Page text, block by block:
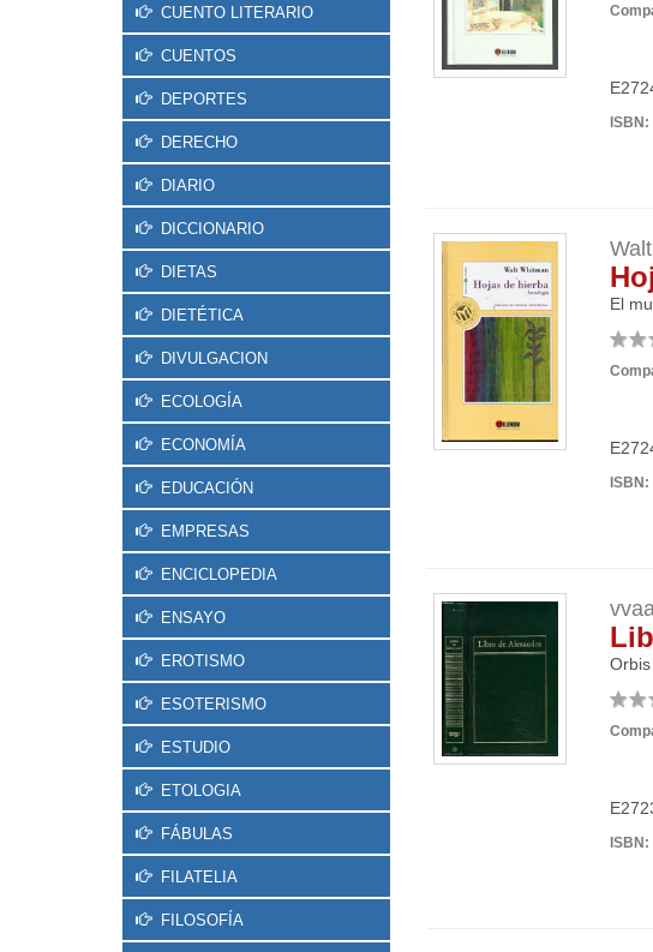
CUENTO LITERARIO
CUENTOS
DEPORTES
DERECHO
DIARIO
DICCIONARIO
DIETAS
DIETÉTICA
DIVULGACION
ECOLOGÍA
ECONOMÍA
EDUCACIÓN
EMPRESAS
ENCICLOPEDIA
ENSAYO
EROTISMO
ESOTERISMO
ESTUDIO
ETOLOGIA
FÁBULAS
FILATELIA
FILOSOFÍA
ISBN:
El
ISBN:
vvaa
Orbis
ISBN: